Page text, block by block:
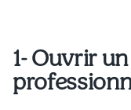
1- Ouvrir